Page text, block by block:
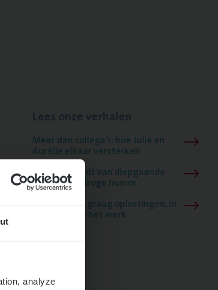
analyze
Meer dan collega’s: hoe Julie en
Aurélie elkaar versterken
Mathias houdt van diepgaande
dossiers én droge humor
Thalia zoekt graag oplossingen, in
games én op het werk